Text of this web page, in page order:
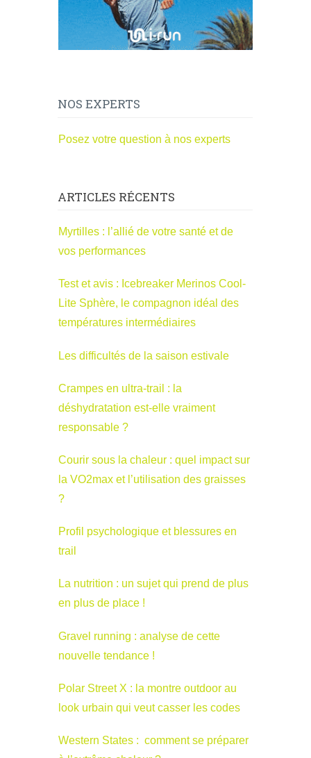
NOS EXPERTS
Posez votre question à nos experts
ARTICLES RÉCENTS
Myrtilles : l’allié de votre santé et de
vos performances
Test et avis : Icebreaker Merinos Cool-
Lite Sphère, le compagnon idéal des
températures intermédiaires
Les difficultés de la saison estivale
Crampes en ultra-trail : la
déshydratation est-elle vraiment
responsable ?
Courir sous la chaleur : quel impact sur
la VO2max et l’utilisation des graisses
?
Profil psychologique et blessures en
trail
La nutrition : un sujet qui prend de plus
en plus de place !
Gravel running : analyse de cette
nouvelle tendance !
Polar Street X : la montre outdoor au
look urbain qui veut casser les codes
Western States : comment se préparer